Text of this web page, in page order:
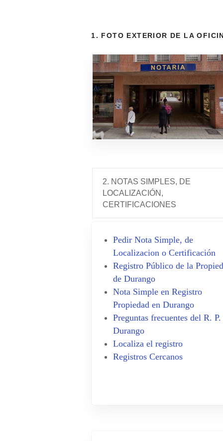
1. FOTO EXTERIOR DE LA
2. NOTAS SIMPLES, DE
LOCALIZACIÓN,
CERTIFICACIONES
Pedir Nota Simple, de
Localizacion o Certificación
Registro Público de la
de Durango
Nota Simple en Registro
Propiedad en Durango
Preguntas frecuentes del R. P.
Durango
Localiza el registro
Registros Cercanos